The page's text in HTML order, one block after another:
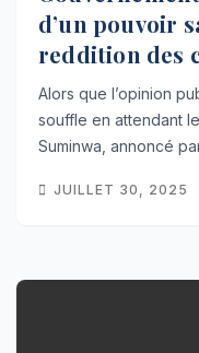
d’un pouvoir
reddition des
Alors que l’opinion
souffle en attendant
Suminwa, annoncé
JUILLET 30, 2025